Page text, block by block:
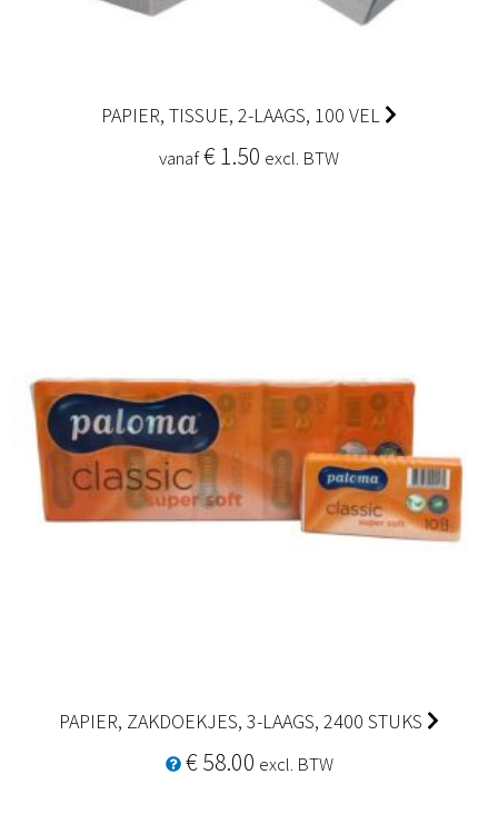
PAPIER, TISSUE, 2-LAAGS, 100 VEL
vanaf€ 1.50 excl. BTW
PAPIER, ZAKDOEKJES, 3-LAAGS, 2400 STUKS
€ 58.00 excl. BTW